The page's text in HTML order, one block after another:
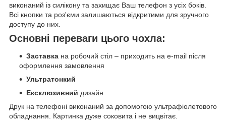
виконаний із силікону та захищає Ваш телефон з усіх боків.
Всі кнопки та роз'єми залишаються відкритими для зручного
доступу до них.
Основні переваги цього чохла:
Заставка на робочий стіл – приходить на e-mail після
оформлення замовлення
Ультратонкий
Ексклюзивний дизайн
Друк на телефоні виконаний за допомогою ультрафіолетового
обладнання. Картинка дуже соковита і не вицвітає.